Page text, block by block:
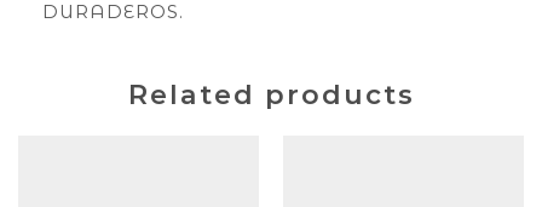
DURADEROS.
Related products